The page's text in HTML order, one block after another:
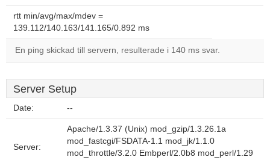
rtt min/avg/max/mdev =
139.112/140.163/141.165/0.892 ms
En ping skickad till servern, resulterade i 140 ms svar.
Server Setup
Date: --
Server:
Apache/1.3.37 (Unix) mod_gzip/1.3.26.1a
mod_fastcgi/FSDATA-1.1 mod_jk/1.1.0
mod_throttle/3.2.0 Embperl/2.0b8 mod_perl/1.29